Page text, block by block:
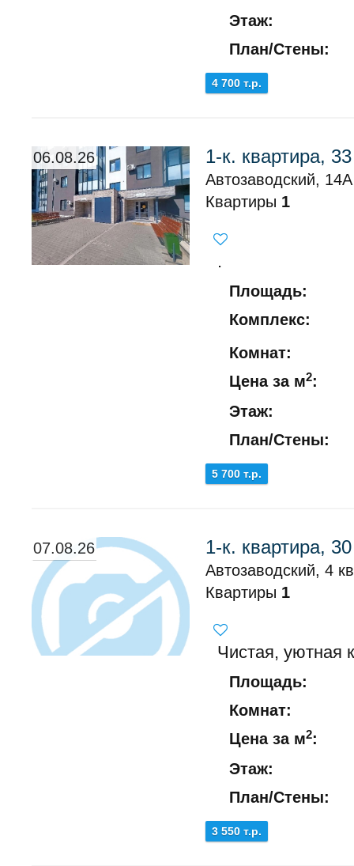
Этаж:
План/Стены:
4 700 т.р.
06.08.26 1-к. квартира,
Автозаводский,
Квартиры 1
.
Площадь:
Комплекс:
Комнат:
Цена за м2:
Этаж:
План/Стены:
5 700 т.р.
07.08.26 1-к. квартира,
Автозаводский, 4
Квартиры 1
Чистая, уютная
Площадь:
Комнат:
Цена за м2:
Этаж:
План/Стены:
3 550 т.р.